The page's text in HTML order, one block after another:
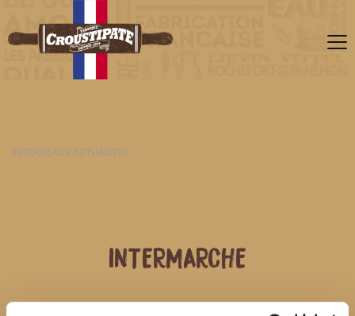
RETOUR AUX ACTUALITÉS
INTERMARCHE